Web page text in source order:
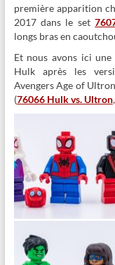
première apparition
2017 dans le set
longs bras en
Et nous avons ici
Hulk après les
Avengers Age of
(76066 Hulk vs. Ultron